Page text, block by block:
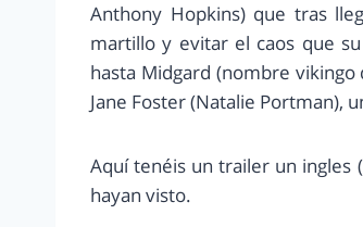
Anthony Hopkins) que tras
martillo y evitar el caos que
hasta Midgard (nombre
Jane Foster (Natalie Portman),
Aquí tenéis un trailer un ingles
hayan visto.